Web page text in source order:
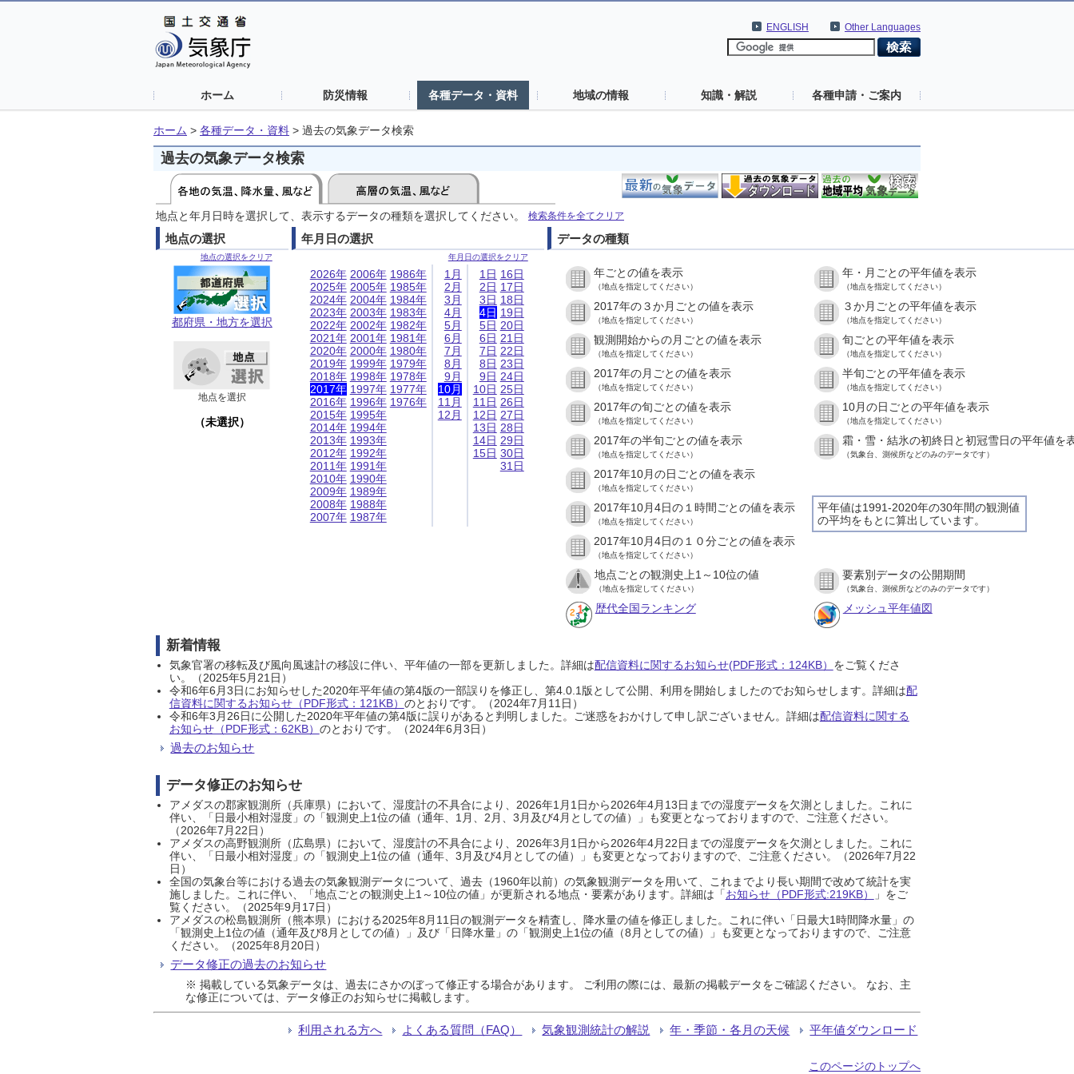
Other Languages
ENGLISH
ホーム 防災情報 各種データ・資料 地域の情報 知識・解説 各種申請・ご案内
ホーム > 各種データ・資料 > 過去の気象データ検索
過去の気象データ検索
地点と年月日時を選択して、表示するデータの種類を選択してください。 検索条件を全てクリア
地点の選択
地点の選択をクリア
都府県・地方を選択
地点を選択
（未選択）
年月日の選択
年月日の選択をクリア
2026年
2025年
2024年
2023年
2022年
2021年
2020年
2019年
2018年
2017年
2016年
2015年
2014年
2013年
2012年
2011年
2010年
2009年
2008年
2007年
2006年
2005年
2004年
2003年
2002年
2001年
2000年
1999年
1998年
1997年
1996年
1995年
1994年
1993年
1992年
1991年
1990年
1989年
1988年
1987年
1986年
1985年
1984年
1983年
1982年
1981年
1980年
1979年
1978年
1977年
1976年
1月
2月
3月
4月
5月
6月
7月
8月
9月
10月
11月
12月
1日
2日
3日
4日
5日
6日
7日
8日
9日
10日
11日
12日
13日
14日
15日
16日
17日
18日
19日
20日
21日
22日
23日
24日
25日
26日
27日
28日
29日
30日
31日
データの種類
年ごとの値を表示
（地点を指定してください）
年・月ごとの平年値を表示
（地点を指定してください）
2017年の３か月ごとの値を表示
（地点を指定してください）
３か月ごとの平年値を表示
（地点を指定してください）
観測開始からの月ごとの値を表示
（地点を指定してください）
旬ごとの平年値を表示
（地点を指定してください）
2017年の月ごとの値を表示
（地点を指定してください）
半旬ごとの平年値を表示
（地点を指定してください）
2017年の旬ごとの値を表示
（地点を指定してください）
10月の日ごとの平年値を表示
（地点を指定してください）
2017年の半旬ごとの値を表示
（地点を指定してください）
霜・雪・結氷の初終日と初冠雪日の平年値を
（気象台、測候所などのみのデータです）
2017年10月の日ごとの値を表示
（地点を指定してください）
平年値は1991-2020年の30年間の観測値
の平均をもとに算出しています。
2017年10月4日の１時間ごとの値を表示
（地点を指定してください）
2017年10月4日の１０分ごとの値を表示
（地点を指定してください）
地点ごとの観測史上1～10位の値
（地点を指定してください）
要素別データの公開期間
（気象台、測候所などのみのデータです）
歴代全国ランキング メッシュ平年値図
新着情報
気象官署の移転及び風向風速計の移設に伴い、平年値の一部を更新しました。詳細は配信資料に関するお知らせ(PDF形式：124KB） をご覧くださ
い。（2025年5月21日）
令和6年6月3日にお知らせした2020年平年値の第4版の一部誤りを修正し、第4.0.1版として公開、利用を開始しましたのでお知らせします。詳細は配
信資料に関するお知らせ（PDF形式：121KB） のとおりです。（2024年7月11日）
令和6年3月26日に公開した2020年平年値の第4版に誤りがあると判明しました。ご迷惑をおかけして申し訳ございません。詳細は配信資料に関する
お知らせ（PDF形式：62KB） のとおりです。（2024年6月3日）
過去のお知らせ
データ修正のお知らせ
アメダスの郡家観測所（兵庫県）において、湿度計の不具合により、2026年1月1日から2026年4月13日までの湿度データを欠測としました。これに
伴い、「日最小相対湿度」の「観測史上1位の値（通年、1月、2月、3月及び4月としての値）」も変更となっておりますので、ご注意ください。
（2026年7月22日）
アメダスの高野観測所（広島県）において、湿度計の不具合により、2026年3月1日から2026年4月22日までの湿度データを欠測としました。これに
伴い、「日最小相対湿度」の「観測史上1位の値（通年、3月及び4月としての値）」も変更となっておりますので、ご注意ください。（2026年7月22
日）
全国の気象台等における過去の気象観測データについて、過去（1960年以前）の気象観測データを用いて、これまでより長い期間で改めて統計を実
施しました。これに伴い、「地点ごとの観測史上1～10位の値」が更新される地点・要素があります。詳細は「お知らせ（PDF形式:219KB）
」をご
覧ください。（2025年9月17日）
アメダスの松島観測所（熊本県）における2025年8月11日の観測データを精査し、降水量の値を修正しました。これに伴い「日最大1時間降水量」の
「観測史上1位の値（通年及び8月としての値）」及び「日降水量」の「観測史上1位の値（8月としての値）」も変更となっておりますので、ご注意
ください。（2025年8月20日）
データ修正の過去のお知らせ
※ 掲載している気象データは、過去にさかのぼって修正する場合があります。 ご利用の際には、最新の掲載データをご確認ください。 なお、主
な修正については、データ修正のお知らせに掲載します。
利用される方へ よくある質問（FAQ） 気象観測統計の解説 年・季節・各月の天候 平年値ダウンロード
このページのトップへ